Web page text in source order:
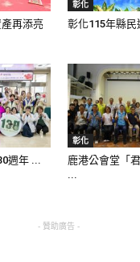
再添亮
彰化
彰化115年縣民
週年 ...
彰化
鹿港公會堂「君
...
- 贊助廣告 -